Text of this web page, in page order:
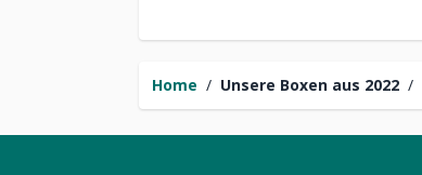
Home / Unsere Boxen aus 2022 /